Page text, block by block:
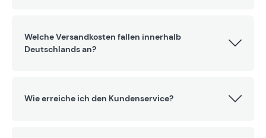
Welche Versandkosten fallen innerhalb
Deutschlands an?
Wie erreiche ich den Kundenservice?